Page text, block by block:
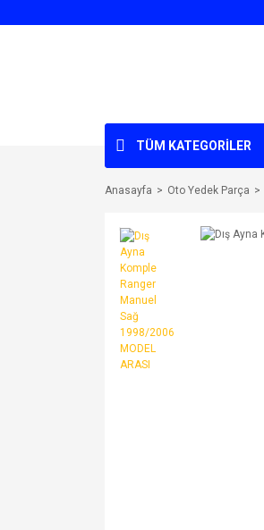
TÜM KATEGORİLER
Anasayfa Oto Yedek Parça